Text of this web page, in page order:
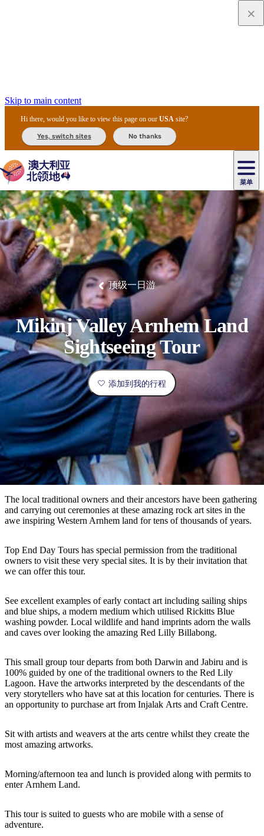
Skip to main content
Hi there, would you like to view this page on ourUSA site?
Yes, switch sites No thanks
菜单
主
导
航
景
点
最
受
欢
迎
目
的
地
内
陆
和
户
外
地
区
探
索
达
尔
文
爱
丽
斯
泉
乌
鲁
鲁
卡
卡
杜
国
家
公
园
李
治
菲
特
国
家
公
园
瓦
塔
卡
国
家
公
园
提
维
群
岛
东
纳
姆
地
马
兰
卡
温
泉
池
尼
特
米
鲁
克
国
家
公
园
卡
鲁
卡
鲁
/
魔
鬼
大
理
石
保
区
马
古
克
布
茨
奥
里
查
/
西
麦
克
唐
纳
家
公
园
活
动
体
验
旅
行
者
类
型
精
选
榜
单
住
民
文
化
体
验
美
食
攻
略
节
庆
与
活
动
户
外
和
探
险
自
然
和
野
生
动
植
物
历
史
和
遗
产
钓
鱼
端
旅
游
露
和
豪
华
野
营
旅
行
灵
感
规
划
您
的
旅
行
规
划
和
预
订
实
用
信
息
划
工
具
住
宿
导
游
陪
同
旅
程
租
车
和
交
通
搜
Sign
up
顶级一日游
Mikinj Valley Arnhem Land
Sightseeing Tour
添加到我的行程
The local traditional owners and their ancestors have been gathering
and carrying out ceremonies at these amazing rock art sites in the
awe inspiring Western Arnhem land for tens of thousands of years.
Top End Day Tours has special permission from the traditional
owners to visit these very special sites. It is by their invitation that
we can offer this tour.
See excellent examples of early contact art including sailing ships
and blue ships, a modern medium which utilised Rickitts Blue
washing powder. Local wildlife and hand imprints adorn the walls
and caves over looking the amazing Red Lilly Billabong.
This small group tour departs from both Darwin and Jabiru and is
100% guided by one of the traditional owners to the Red Lily
Lagoon. Have the artworks interpreted by the descendants of the
very storytellers who have sat at this location for centuries. There is
an opportunity to purchase art from Injalak Arts and Craft Centre.
Sit with artists and weavers at the arts centre whilst they create the
most amazing artworks.
Morning/afternoon tea and lunch is provided along with permits to
enter Arnhem Land.
This tour is suited to guests who are mobile with a sense of
adventure.